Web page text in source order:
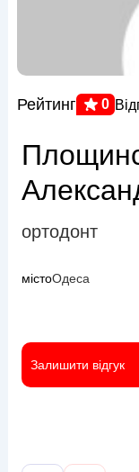
Рейтинг 0
ортодонт
містоОдеса
Залишити відгук